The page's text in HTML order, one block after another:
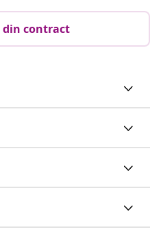
din contract